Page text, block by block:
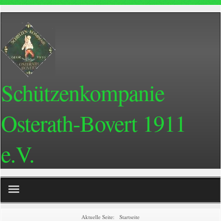
Schützenkompanie
Osterath-Bovert 1911
e.V.
Aktuelle Seite: Startseite